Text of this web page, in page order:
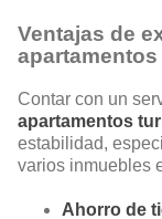
Ventajas de
Contar con un
apartamentos
estabilidad,
varios inmuebles
Ahorro de